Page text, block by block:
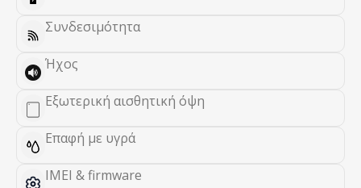
Συνδεσιμότητα
Ήχος
Εξωτερική αισθητική όψη
Επαφή με υγρά
IMEI & firmware